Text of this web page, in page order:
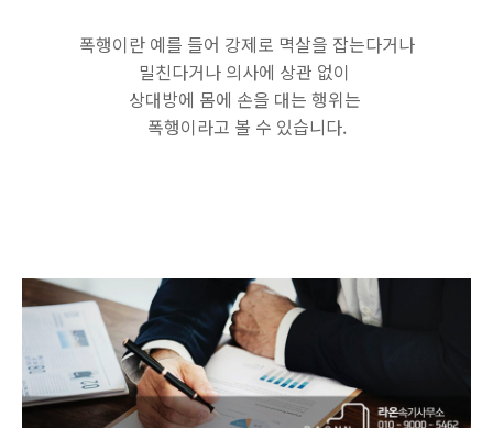
폭행이란 예를 들어 강제로 멱살을 잡는다거나
밀친다거나 의사에 상관 없이
상대방에 몸에 손을 대는 행위는
폭행이라고 볼 수 있습니다.